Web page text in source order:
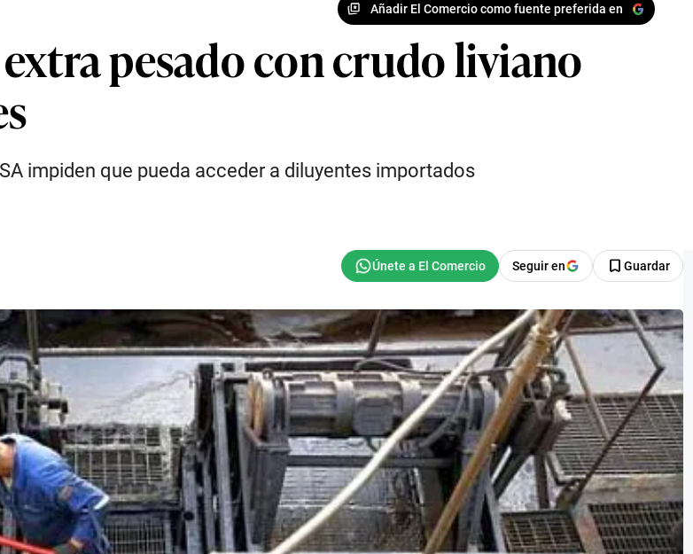
Añadir El Comercio como fuente preferida en
pesado con crudo liviano
impiden que pueda acceder a diluyentes importados
Seguir en Guardar